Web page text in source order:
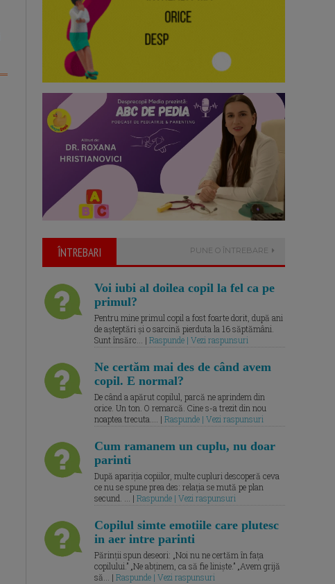
ÎNTREBARI PUNE O ÎNTREBARE
Voi iubi al doilea copil la fel ca pe
primul?
Pentru mine primul copil a fost foarte dorit, după ani
de așteptări și o sarcină pierduta la 16 săptămâni.
Sunt însărc... | Raspunde | Vezi raspunsuri
Ne certăm mai des de când avem
copil. E normal?
De când a apărut copilul, parcă ne aprindem din
orice. Un ton. O remarcă. Cine s-a trezit din nou
noaptea trecuta.... | Raspunde | Vezi raspunsuri
Cum ramanem un cuplu, nu doar
parinti
După apariția copiilor, multe cupluri descoperă ceva
ce nu se spune prea des: relația se mută pe plan
secund. ... | Raspunde | Vezi raspunsuri
Copilul simte emotiile care plutesc
in aer intre parinti
Părinții spun deseori: „Noi nu ne certăm în fața
copilului.” „Ne abținem, ca să fie liniște.” „Avem grijă
să... | Raspunde | Vezi raspunsuri